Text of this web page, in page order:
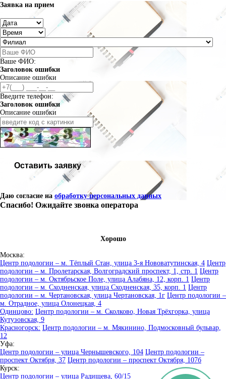
Заявка на прием
Ваше ФИО:
Заголовок ошибки
Описание ошибки
Введите телефон:
Заголовок ошибки
Описание ошибки
Оставить заявку
Даю согласие на обработку персональных данных
Спасибо! Ожидайте звонка оператора
Хорошо
Москва:
Центр подологии – м. Тёплый Стан, улица 3-я Нововатутинская, 4 Центр
подологии – м. Пролетарская, Волгоградский проспект, 1, стр. 1 Центр
подологии – м. Октябрьское Поле, улица Алабяна, 12, корп. 1 Центр
подологии – м. Сходненская, улица Сходненская, 35, корп. 1 Центр
подологии – м. Чертановская, улица Чертановская, 1г Центр подологии –
м. Отрадное, улица Олонецкая, 4
Одинцово: Центр подологии – м. Сколково, Новая Трёхгорка, улица
Кутузовская, 9
Красногорск: Центр подологии – м. Мякинино, Подмосковный бульвар,
12
Уфа:
Центр подологии – улица Чернышевского, 104 Центр подологии –
проспект Октября, 37 Центр подологии – проспект Октября, 107б
Курск:
Центр подологии – улица Радищева, 60/15